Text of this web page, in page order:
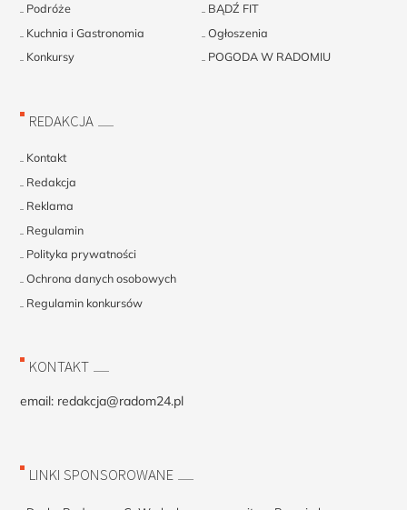
Podróże
BĄDŹ FIT
Kuchnia i Gastronomia
Ogłoszenia
Konkursy
POGODA W RADOMIU
REDAKCJA
Kontakt
Redakcja
Reklama
Regulamin
Polityka prywatności
Ochrona danych osobowych
Regulamin konkursów
KONTAKT
email: redakcja@radom24.pl
LINKI SPONSOROWANE